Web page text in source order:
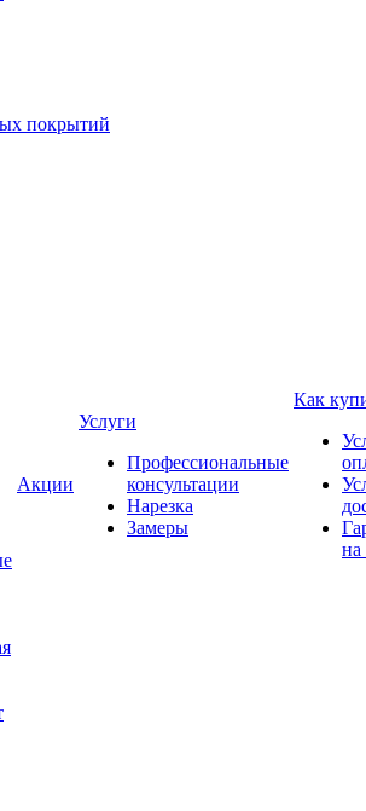
Акции
Услуги
Профессиональные
консультации
Нарезка
Замеры
Как
на